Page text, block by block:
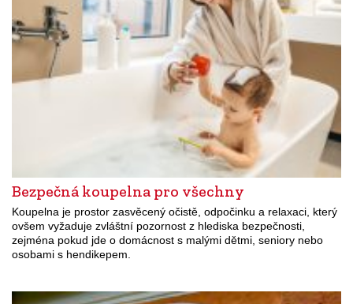
Bezpečná koupelna pro všechny
Koupelna je prostor zasvěcený očistě, odpočinku a relaxaci, který
ovšem vyžaduje zvláštní pozornost z hlediska bezpečnosti,
zejména pokud jde o domácnost s malými dětmi, seniory nebo
osobami s hendikepem.